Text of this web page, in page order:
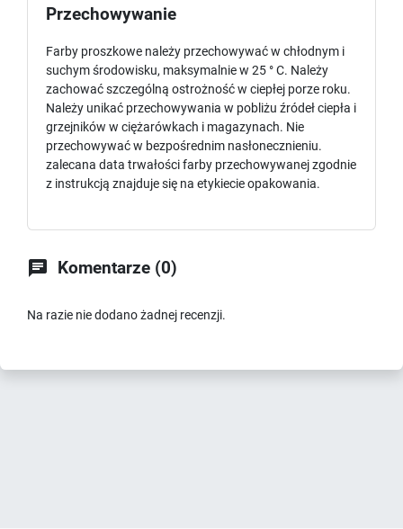
Przechowywanie
Farby proszkowe należy przechowywać w chłodnym i
suchym środowisku, maksymalnie w 25 ° C. Należy
zachować szczególną ostrożność w ciepłej porze roku.
Należy unikać przechowywania w pobliżu źródeł ciepła i
grzejników w ciężarówkach i magazynach. Nie
przechowywać w bezpośrednim nasłonecznieniu.
zalecana data trwałości farby przechowywanej zgodnie
z instrukcją znajduje się na etykiecie opakowania.
 Komentarze (0)
Na razie nie dodano żadnej recenzji.